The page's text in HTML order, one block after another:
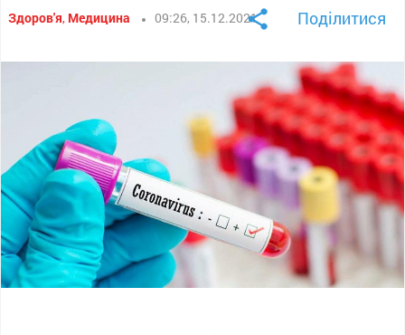
Здоров'я, Медицина 09:26, 15.12.2021 Поділитися